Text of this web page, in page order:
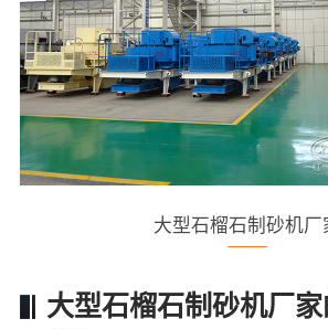
大型石榴石制砂机厂
大型石榴石制砂机厂